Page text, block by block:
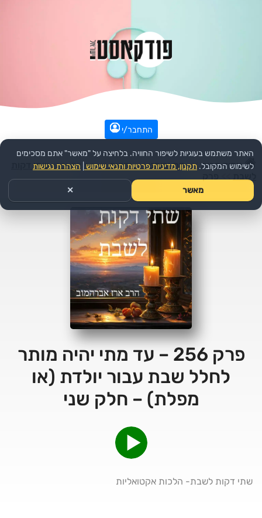
התחבר/י
עמוד הבית >> דת ורוחני >> יהדות >>הפודקאסט: שתי דקות
פרק 256 – עד מתי יהיה מותר
לחלל שבת עבור יולדת (או
מפלת) – חלק שני
שתי דקות לשבת- הלכות אקטואליות
האתר משתמש בעוגיות לשיפור החוויה. בלחיצה על "מאשר" אתם מסכימים
לשימוש המקובל. תקנון, מדיניות פרטיות ותנאי שימוש הצהרת נגישות
מאשר ✕